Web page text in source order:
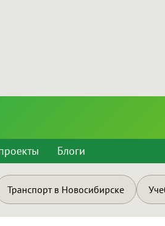
Блоги
Транспорт в Новосибирске